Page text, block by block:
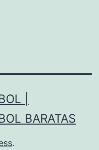
|
BARATAS
.